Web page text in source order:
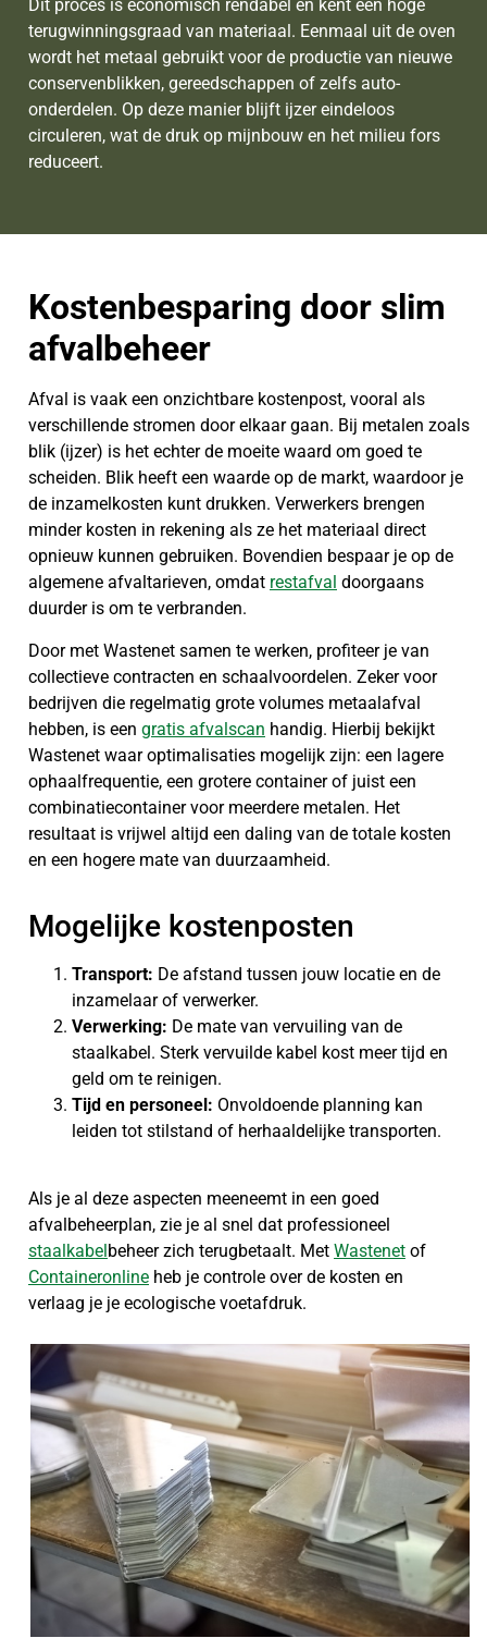
Dit proces is economisch rendabel en kent een hoge
terugwinningsgraad van materiaal. Eenmaal uit de oven
wordt het metaal gebruikt voor de productie van nieuwe
conservenblikken, gereedschappen of zelfs auto-
onderdelen. Op deze manier blijft ijzer eindeloos
circuleren, wat de druk op mijnbouw en het milieu fors
reduceert.
Kostenbesparing door slim
afvalbeheer
Afval is vaak een onzichtbare kostenpost, vooral als
verschillende stromen door elkaar gaan. Bij metalen zoals
blik (ijzer) is het echter de moeite waard om goed te
scheiden. Blik heeft een waarde op de markt, waardoor je
de inzamelkosten kunt drukken. Verwerkers brengen
minder kosten in rekening als ze het materiaal direct
opnieuw kunnen gebruiken. Bovendien bespaar je op de
algemene afvaltarieven, omdat restafval doorgaans
duurder is om te verbranden.
Door met Wastenet samen te werken, profiteer je van
collectieve contracten en schaalvoordelen. Zeker voor
bedrijven die regelmatig grote volumes metaalafval
hebben, is een gratis afvalscan handig. Hierbij bekijkt
Wastenet waar optimalisaties mogelijk zijn: een lagere
ophaalfrequentie, een grotere container of juist een
combinatiecontainer voor meerdere metalen. Het
resultaat is vrijwel altijd een daling van de totale kosten
en een hogere mate van duurzaamheid.
Mogelijke kostenposten
Transport: De afstand tussen jouw locatie en de
inzamelaar of verwerker.
Verwerking: De mate van vervuiling van de
staalkabel. Sterk vervuilde kabel kost meer tijd en
geld om te reinigen.
Tijd en personeel: Onvoldoende planning kan
leiden tot stilstand of herhaaldelijke transporten.
Als je al deze aspecten meeneemt in een goed
afvalbeheerplan, zie je al snel dat professioneel
staalkabel beheer zich terugbetaalt. Met Wastenet of
Containeronline heb je controle over de kosten en
verlaag je je ecologische voetafdruk.